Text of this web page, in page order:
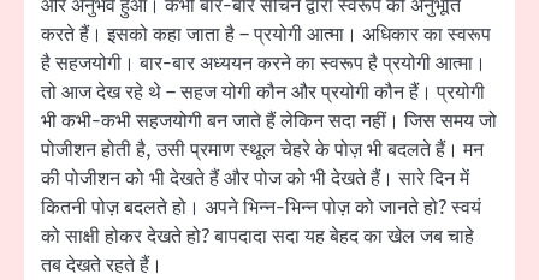
और अनुभव हुआ। कभी बार-बार सोचने द्वारा स्वरूप की अनुभूति
करते हैं। इसको कहा जाता है – प्रयोगी आत्मा। अधिकार का स्वरूप
है सहजयोगी। बार-बार अध्ययन करने का स्वरूप है प्रयोगी आत्मा।
तो आज देख रहे थे – सहज योगी कौन और प्रयोगी कौन हैं। प्रयोगी
भी कभी-कभी सहजयोगी बन जाते हैं लेकिन सदा नहीं। जिस समय जो
पोजीशन होती है, उसी प्रमाण स्थूल चेहरे के पोज़ भी बदलते हैं। मन
की पोजीशन को भी देखते हैं और पोज को भी देखते हैं। सारे दिन में
कितनी पोज़ बदलते हो। अपने भिन्न-भिन्न पोज़ को जानते हो? स्वयं
को साक्षी होकर देखते हो? बापदादा सदा यह बेहद का खेल जब चाहे
तब देखते रहते हैं।